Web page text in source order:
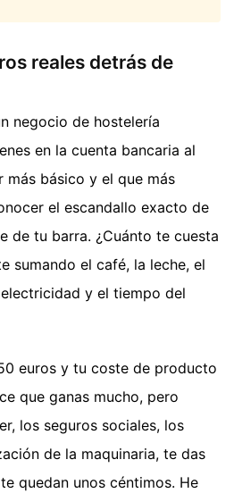
reales detrás de
negocio de hostelería
en la cuenta bancaria al
más básico y el que más
el escandallo exacto de
de tu barra. ¿Cuánto te cuesta
sumando el café, la leche, el
y el tiempo del
euros y tu coste de producto
que ganas mucho, pero
los seguros sociales, los
de la maquinaria, te das
quedan unos céntimos. He